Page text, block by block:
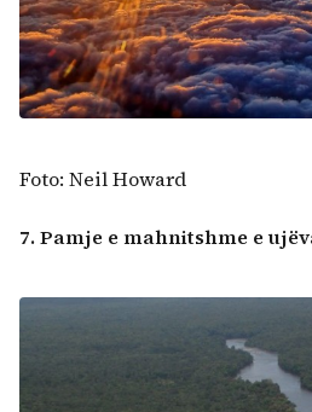
Foto: Neil Howard
7. Pamje e mahnitshme e